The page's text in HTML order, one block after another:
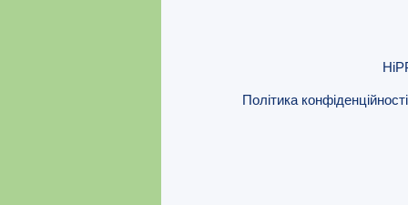
Політика конфіденційності